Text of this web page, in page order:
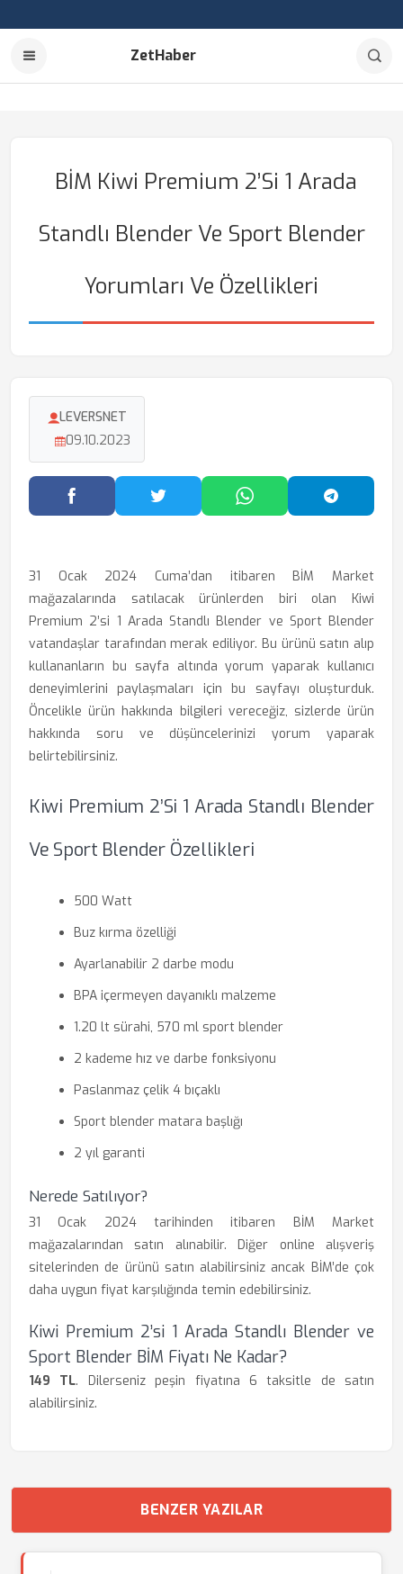
ZetHaber
BİM Kiwi Premium 2’si 1 Arada
Standlı Blender Ve Sport Blender
Yorumları Ve Özellikleri
LEVERSNET
09.10.2023
Facebook'ta PaylaşTwitter'da PaylaşWhatsApp'ta Paylaş
31 Ocak 2024 Cuma’dan itibaren BİM Market
mağazalarında satılacak ürünlerden biri olan Kiwi
Premium 2’si 1 Arada Standlı Blender ve Sport Blender
vatandaşlar tarafından merak ediliyor. Bu ürünü satın alıp
kullananların bu sayfa altında yorum yaparak kullanıcı
deneyimlerini paylaşmaları için bu sayfayı oluşturduk.
Öncelikle ürün hakkında bilgileri vereceğiz, sizlerde ürün
hakkında soru ve düşüncelerinizi yorum yaparak
belirtebilirsiniz.
Kiwi Premium 2’si 1 Arada Standlı Blender
Ve Sport Blender Özellikleri
500 Watt
Buz kırma özelliği
Ayarlanabilir 2 darbe modu
BPA içermeyen dayanıklı malzeme
1.20 lt sürahi, 570 ml sport blender
2 kademe hız ve darbe fonksiyonu
Paslanmaz çelik 4 bıçaklı
Sport blender matara başlığı
2 yıl garanti
Nerede Satılıyor?
31 Ocak 2024 tarihinden itibaren BİM Market
mağazalarından satın alınabilir. Diğer online alışveriş
sitelerinden de ürünü satın alabilirsiniz ancak BİM’de çok
daha uygun fiyat karşılığında temin edebilirsiniz.
Kiwi Premium 2’si 1 Arada Standlı Blender ve
Sport Blender BİM Fiyatı Ne Kadar?
149 TL. Dilerseniz peşin fiyatına 6 taksitle de satın
alabilirsiniz.
BENZER YAZILAR